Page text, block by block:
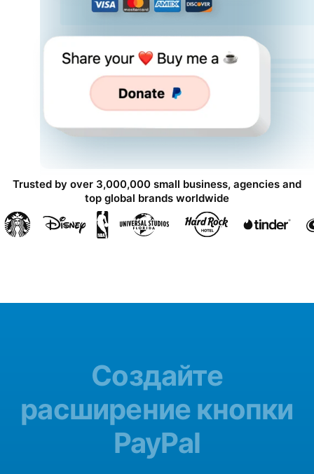
Trusted by over 3,000,000 small business, agencies and
top global brands worldwide
Создайте
расширение кнопки
PayPal